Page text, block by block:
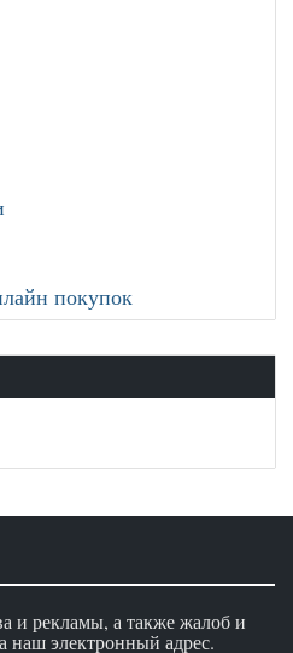
покупок
и рекламы, а также жалоб и
наш электронный адрес.